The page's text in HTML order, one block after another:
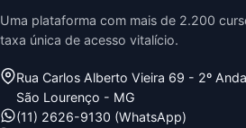
Uma plataforma com mais de 2.200
taxa única de acesso vitalício.
Rua Carlos Alberto Vieira 69 - 2º
São Lourenço - MG
(11) 2626-9130 (WhatsApp)